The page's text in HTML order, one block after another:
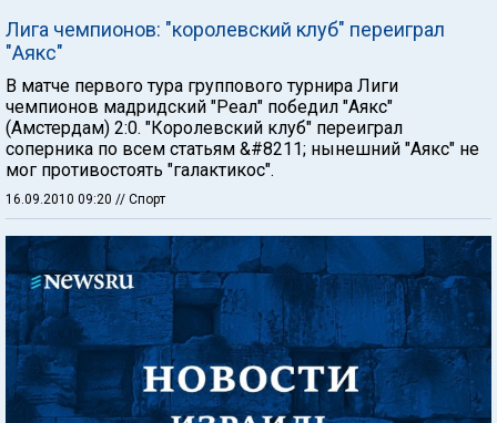
Лига чемпионов: "королевский клуб" переиграл
"Аякс"
В матче первого тура группового турнира Лиги
чемпионов мадридский "Реал" победил "Аякс"
(Амстердам) 2:0. "Королевский клуб" переиграл
соперника по всем статьям &#8211; нынешний "Аякс" не
мог противостоять "галактикос".
16.09.2010 09:20 // Спорт